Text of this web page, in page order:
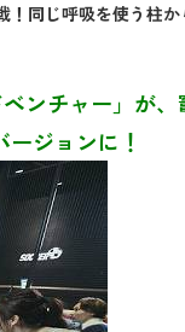
同じ呼吸を使う柱か
チャー」が、
ジョンに！